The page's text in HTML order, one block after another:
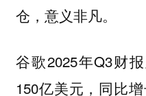
仓，意义非凡。
谷歌2025年Q3财
150亿美元，同比